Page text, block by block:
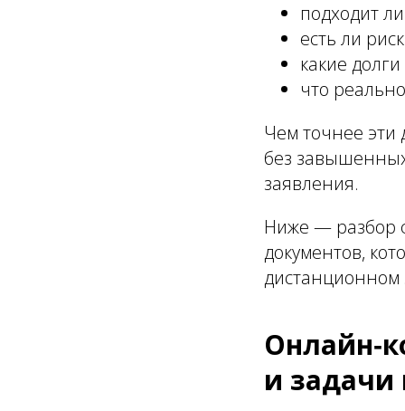
подходит
есть ли
какие
что
Чем точнее эти
без
заявления.
Ниже — разбор
документов,
дистанционном
и задачи